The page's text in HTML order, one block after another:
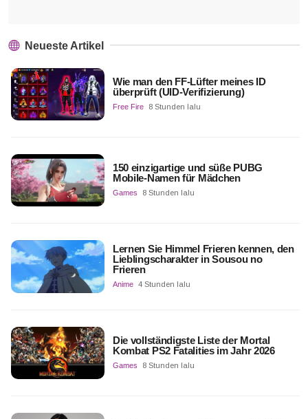
Neueste Artikel
Wie man den FF-Lüfter meines ID
überprüft (UID-Verifizierung)
Free Fire 8 Stunden lalu
150 einzigartige und süße PUBG
Mobile-Namen für Mädchen
Games 8 Stunden lalu
Lernen Sie Himmel Frieren kennen, den
Lieblingscharakter in Sousou no
Frieren
Anime 4 Stunden lalu
Die vollständigste Liste der Mortal
Kombat PS2 Fatalities im Jahr 2026
Games 8 Stunden lalu